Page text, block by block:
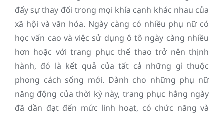
đẩy sự thay đổi trong mọi khía cạnh khác nhau của
xã hội và văn hóa. Ngày càng có nhiều phụ nữ có
học vấn cao và việc sử dụng ô tô ngày càng nhiều
hơn hoặc với trang phục thể thao trở nên thịnh
hành, đó là kết quả của tất cả những gì thuộc
phong cách sống mới. Dành cho những phụ nữ
năng động của thời kỳ này, trang phục hằng ngày
đã dần đạt đến mức linh hoạt, có chức năng và